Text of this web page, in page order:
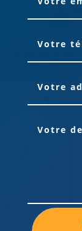
Alternative: